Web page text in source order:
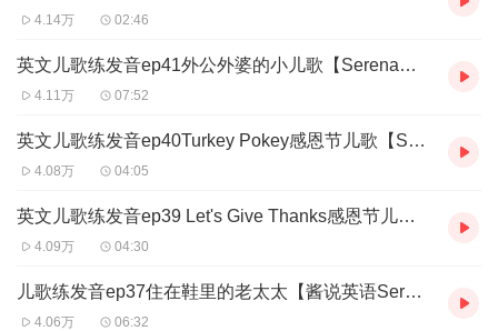
4.14万 02:46
英文儿歌练发音ep41外公外婆的小儿歌【Serena原创 公众号酱说英语】
4.11万 07:52
英文儿歌练发音ep40Turkey Pokey感恩节儿歌【Serena原创 公众号酱说英语】
4.08万 04:05
英文儿歌练发音ep39 Let's Give Thanks感恩节儿歌【Serena原创 】
4.09万 04:30
儿歌练发音ep37住在鞋里的老太太【酱说英语Serena原创】
4.06万 06:32